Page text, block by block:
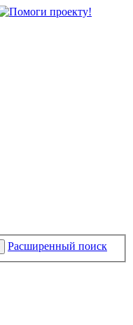
Расширенный поиск